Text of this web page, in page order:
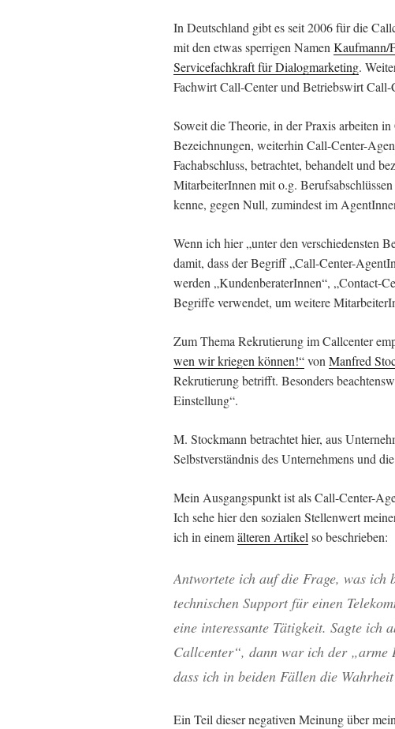
In Deutschland gibt es seit 2006 für die
mit den etwas sperrigen Namen Kaufmann/
Servicefachkraft für Dialogmarketing.
Fachwirt Call-Center und Betriebswirt Call-
Soweit die Theorie, in der Praxis arbeiten
Bezeichnungen, weiterhin Call-Center-
Fachabschluss, betrachtet, behandelt und
MitarbeiterInnen mit o.g.
kenne, gegen Null, zumindest im
Wenn ich hier „unter den verschiedensten
damit, dass der Begriff „Call-Center-
werden „KundenberaterInnen“, „Contact-
Begriffe verwendet, um weitere
Zum Thema Rekrutierung im Callcenter
wen wir kriegen können!“von Manfred
Rekrutierung betrifft. Besonders
Einstellung“.
M. Stockmann betrachtet hier, aus
Selbstverständnis des Unternehmens und
Mein Ausgangspunkt ist als Call-Center-
Ich sehe hier den sozialen Stellenwert
ich in einemälteren Artikel so beschrieben:
Antwortete ich auf die Frage, was ich
technischen Support für einen
eine interessante Tätigkeit. Sagte ich
Callcenter“, dann war ich der „arme
dass ich in beiden Fällen die Wahrheit
Ein Teil dieser negativen Meinung über